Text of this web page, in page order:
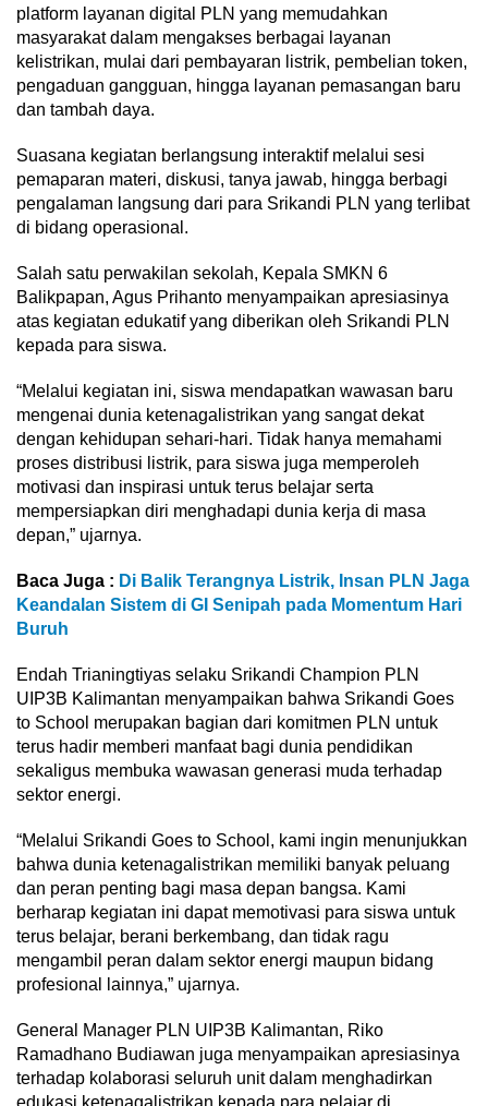
platform layanan digital PLN yang memudahkan
masyarakat dalam mengakses berbagai layanan
kelistrikan, mulai dari pembayaran listrik, pembelian token,
pengaduan gangguan, hingga layanan pemasangan baru
dan tambah daya.
Suasana kegiatan berlangsung interaktif melalui sesi
pemaparan materi, diskusi, tanya jawab, hingga berbagi
pengalaman langsung dari para Srikandi PLN yang terlibat
di bidang operasional.
Salah satu perwakilan sekolah, Kepala SMKN 6
Balikpapan, Agus Prihanto menyampaikan apresiasinya
atas kegiatan edukatif yang diberikan oleh Srikandi PLN
kepada para siswa.
“Melalui kegiatan ini, siswa mendapatkan wawasan baru
mengenai dunia ketenagalistrikan yang sangat dekat
dengan kehidupan sehari-hari. Tidak hanya memahami
proses distribusi listrik, para siswa juga memperoleh
motivasi dan inspirasi untuk terus belajar serta
mempersiapkan diri menghadapi dunia kerja di masa
depan,” ujarnya.
Baca Juga : Di Balik Terangnya Listrik, Insan PLN Jaga
Keandalan Sistem di GI Senipah pada Momentum Hari
Buruh
Endah Trianingtiyas selaku Srikandi Champion PLN
UIP3B Kalimantan menyampaikan bahwa Srikandi Goes
to School merupakan bagian dari komitmen PLN untuk
terus hadir memberi manfaat bagi dunia pendidikan
sekaligus membuka wawasan generasi muda terhadap
sektor energi.
“Melalui Srikandi Goes to School, kami ingin menunjukkan
bahwa dunia ketenagalistrikan memiliki banyak peluang
dan peran penting bagi masa depan bangsa. Kami
berharap kegiatan ini dapat memotivasi para siswa untuk
terus belajar, berani berkembang, dan tidak ragu
mengambil peran dalam sektor energi maupun bidang
profesional lainnya,” ujarnya.
General Manager PLN UIP3B Kalimantan, Riko
Ramadhano Budiawan juga menyampaikan apresiasinya
terhadap kolaborasi seluruh unit dalam menghadirkan
edukasi ketenagalistrikan kepada para pelajar di